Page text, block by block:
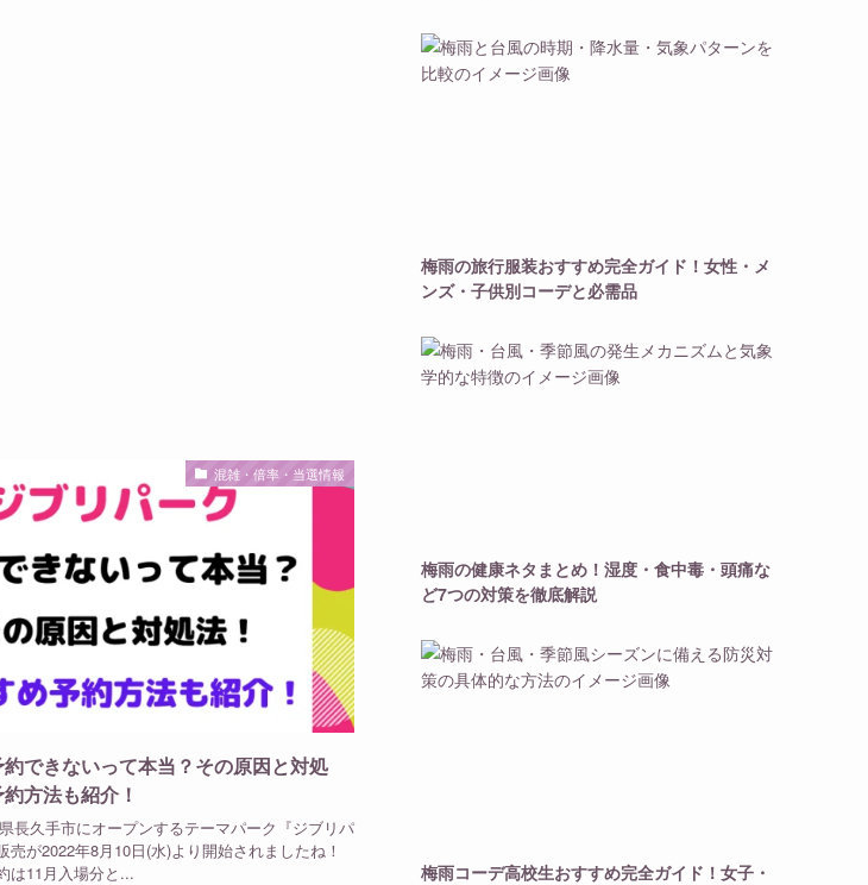
混雑・倍率・当選情報
できないって本当？その原因と対処
方法も紹介！
長久手市にオープンするテーマパーク『ジブリパ
売が2022年8月10日(水)より開始されましたね！
は11月入場分と...
梅雨の旅行服装おすすめ完全ガイド！女性・メ
ンズ・子供別コーデと必需品
梅雨の健康ネタまとめ！湿度・食中毒・頭痛な
ど7つの対策を徹底解説
梅雨コーデ高校生おすすめ完全ガイド！女子・